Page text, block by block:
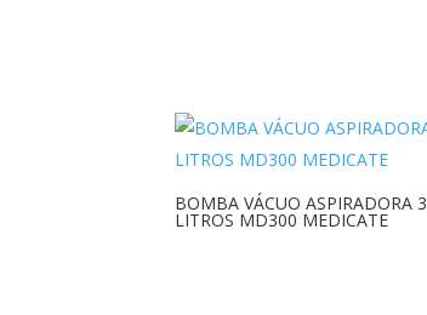
BOMBA VÁCUO ASPIRADORA 3
LITROS MD300 MEDICATE